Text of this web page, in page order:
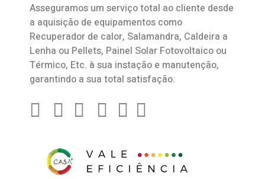
Asseguramos um serviço total ao cliente desde
a aquisição de equipamentos como
Recuperador de calor, Salamandra, Caldeira a
Lenha ou Pellets, Painel Solar Fotovoltaico ou
Térmico, Etc. à sua instação e manutenção,
garantindo a sua total satisfação.